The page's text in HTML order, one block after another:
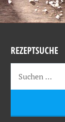
REZEPTSUCHE